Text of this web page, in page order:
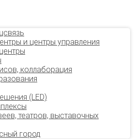
и центры управления
коллаборация
(LED)
театров, выставочных
город